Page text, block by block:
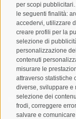
per scopi
le seguenti finalità:
accedervi, utilizzare
creare profili per la
selezione di
personalizzazione
contenuti
misurare le
attraverso statistiche
diverse, sviluppare e
selezione dei
frodi, correggere
salvare e
Letto e
trattamento dei